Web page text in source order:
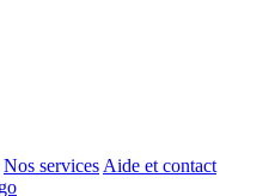
Nos services Aide et contact